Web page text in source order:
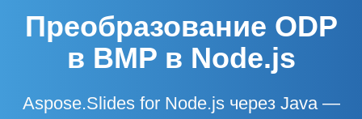
Преобразование ODP
в BMP в Node.js
Aspose.Slides for Node.js через Java —